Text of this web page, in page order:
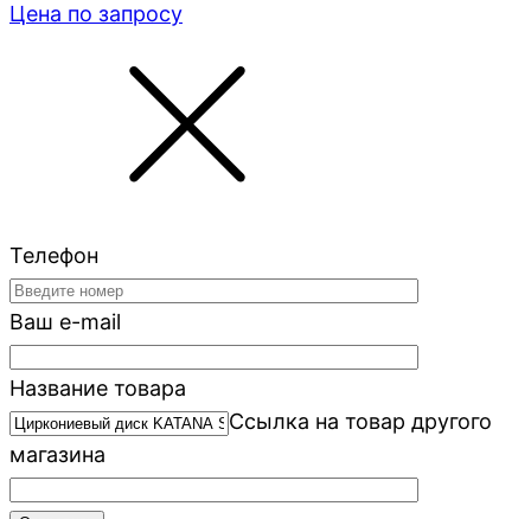
Цена по запросу
Телефон
Ваш e-mail
Название товара
Ссылка на товар другого
магазина